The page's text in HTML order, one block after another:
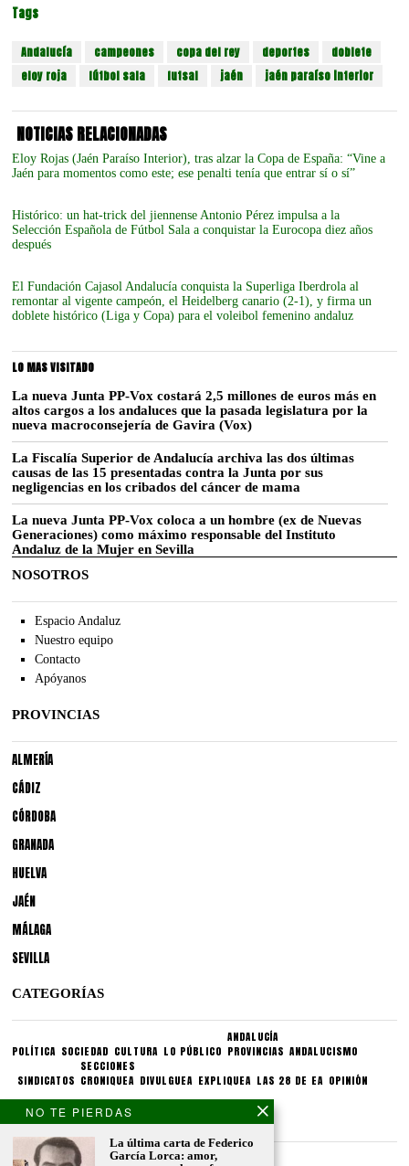
Tags
Andalucía campeones copa del rey deportes
doblete
eloy roja
fútbol sala futsal jaén jaén paraíso interior
NOTICIAS RELACIONADAS
Eloy Rojas (Jaén Paraíso Interior), tras alzar la Copa de España: “Vine a
Jaén para momentos como este; ese penalti tenía que entrar sí o sí”
Histórico: un hat-trick del jiennense Antonio Pérez impulsa a la
Selección Española de Fútbol Sala a conquistar la Eurocopa diez años
después
El Fundación Cajasol Andalucía conquista la Superliga Iberdrola al
remontar al vigente campeón, el Heidelberg canario (2-1), y firma un
doblete histórico (Liga y Copa) para el voleibol femenino andaluz
LO MAS VISITADO
La nueva Junta PP-Vox costará 2,5 millones de euros más en
altos cargos a los andaluces que la pasada legislatura por la
nueva macroconsejería de Gavira (Vox)
La Fiscalía Superior de Andalucía archiva las dos últimas
causas de las 15 presentadas contra la Junta por sus
negligencias en los cribados del cáncer de mama
La nueva Junta PP-Vox coloca a un hombre (ex de Nuevas
Generaciones) como máximo responsable del Instituto
Andaluz de la Mujer en Sevilla
NOSOTROS
Espacio Andaluz
Nuestro equipo
Contacto
Apóyanos
PROVINCIAS
ALMERÍA
CÁDIZ
CÓRDOBA
GRANADA
HUELVA
JAÉN
MÁLAGA
SEVILLA
CATEGORÍAS
POLÍTICA SOCIEDAD CULTURA LO PÚBLICO
ANDALUCÍA
PROVINCIAS ANDALUCISMO
SINDICATOS
SECCIONES
CRONIQUEA DIVULGUEA EXPLIQUEA LAS 28 DE EA OPINIÓN
CONDICIONES LEGALES
Aviso legal
NO TE PIERDAS
La última carta de Federico
García Lorca: amor,